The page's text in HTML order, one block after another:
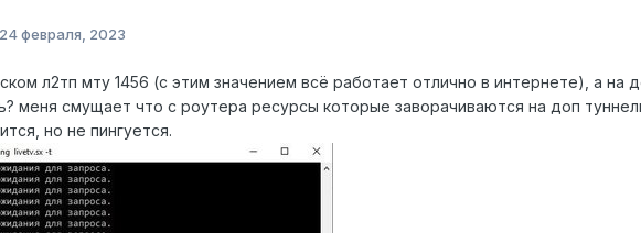
24 февраля, 2023
л2тп мту 1456 (с этим значением всё работает отлично в интернете), а на
меня смущает что с роутера ресурсы которые заворачиваются на доп
но не пингуется.